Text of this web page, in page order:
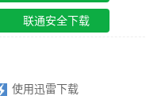
联通安全下载
使用迅雷下载